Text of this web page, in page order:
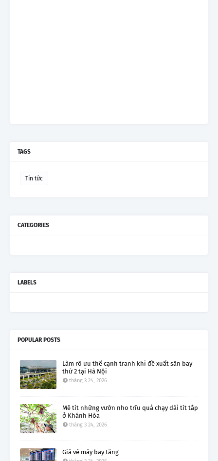
TAGS
Tin tức
CATEGORIES
LABELS
POPULAR POSTS
Làm rõ ưu thế cạnh tranh khi đề xuất sân bay
thứ 2 tại Hà Nội
tháng 3 24, 2026
Mê tít những vườn nho trĩu quả chạy dài tít tắp
ở Khánh Hòa
tháng 3 24, 2026
Giá vé máy bay tăng